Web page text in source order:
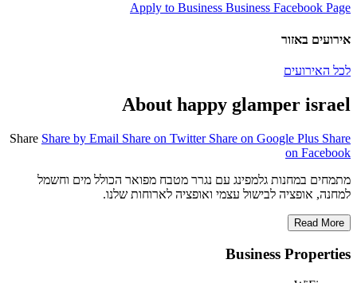
Apply to Business Business Facebook Page
אירועים באזור
לכל האירועים
About happy glamper israel
Share Share by Email Share on Twitter Share on Google Plus Share
on Facebook
מתמחים במחנות גלמפינג עם נגרר מטבח מפואר הכולל מים וחשמל
למחנה, אופציה לבישול עצמי ואופציה לארוחות שלנו.
Read More
Business Properties